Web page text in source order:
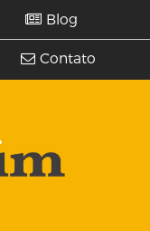
Blog
Contato